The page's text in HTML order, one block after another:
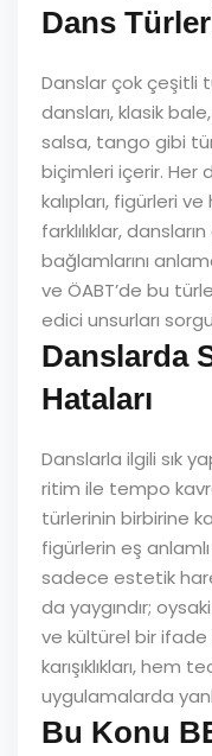
Dans
Danslar çok çeşitli
dansları, klasik
salsa, tango gibi
biçimleri içerir. Her
kalıpları, figürleri
farklılıklar,
bağlamlarını
ve ÖABT’de bu
edici unsurları
Danslarda
Hataları
Danslarla ilgili sık
ritim ile tempo
türlerinin birbirine
figürlerin eş anlamlı
sadece estetik
da yaygındır;
ve kültürel bir
karışıklıkları, hem
uygulamalarda
Bu Konu